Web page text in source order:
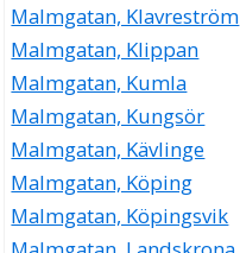
Malmgatan, Klavreström
Malmgatan, Klippan
Malmgatan, Kumla
Malmgatan, Kungsör
Malmgatan, Kävlinge
Malmgatan, Köping
Malmgatan, Köpingsvik